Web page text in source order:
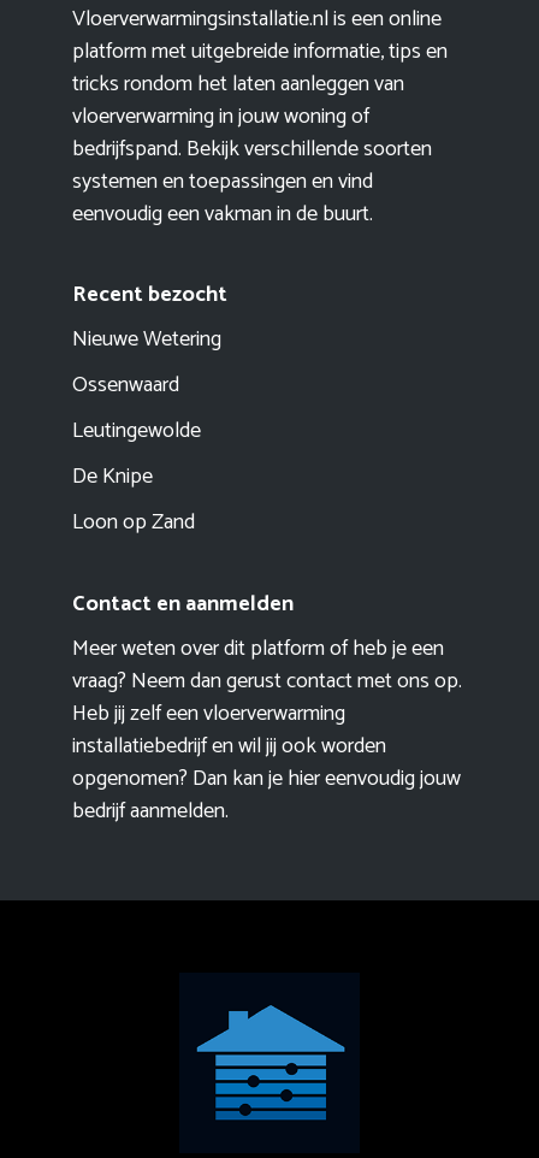
Vloerverwarmingsinstallatie.nl is een online
platform met uitgebreide informatie, tips en
tricks rondom het laten aanleggen van
vloerverwarming in jouw woning of
bedrijfspand. Bekijk verschillende soorten
systemen en toepassingen en vind
eenvoudig een vakman in de buurt.
Recent bezocht
Nieuwe Wetering
Ossenwaard
Leutingewolde
De Knipe
Loon op Zand
Contact en aanmelden
Meer weten over dit platform of heb je een
vraag? Neem dan gerust contact met ons op.
Heb jij zelf een vloerverwarming
installatiebedrijf en wil jij ook worden
opgenomen? Dan kan je hier eenvoudigjouw
bedrijf aanmelden.